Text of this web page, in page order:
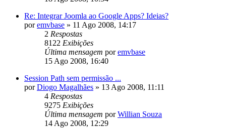
Re: Integrar Joomla ao Google Apps? Ideias?
poremvbase » 11 Ago 2008, 14:17
2 Respostas
8122 Exibições
Última mensagem poremvbase
15 Ago 2008, 16:40
Session Path sem permissão ...
porDiogo Magalhães » 13 Ago 2008, 11:11
4 Respostas
9275 Exibições
Última mensagem porWillian Souza
14 Ago 2008, 12:29